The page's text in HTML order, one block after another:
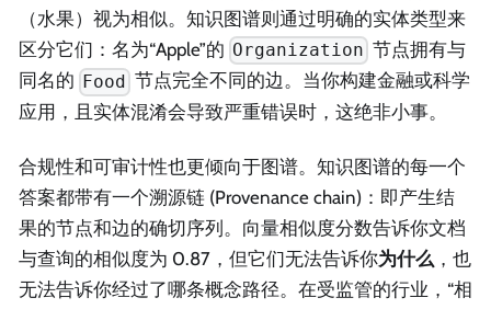
（水果）视为相似。知识图谱则通过明确的实体类型来
区分它们：名为“Apple”的 Organization 节点拥有与
同名的 Food 节点完全不同的边。当你构建金融或科学
应用，且实体混淆会导致严重错误时，这绝非小事。
合规性和可审计性也更倾向于图谱。知识图谱的每一个
答案都带有一个溯源链 (Provenance chain)：即产生结
果的节点和边的确切序列。向量相似度分数告诉你文档
与查询的相似度为 0.87，但它们无法告诉你为什么 ，也
无法告诉你经过了哪条概念路径。在受监管的行业，“相